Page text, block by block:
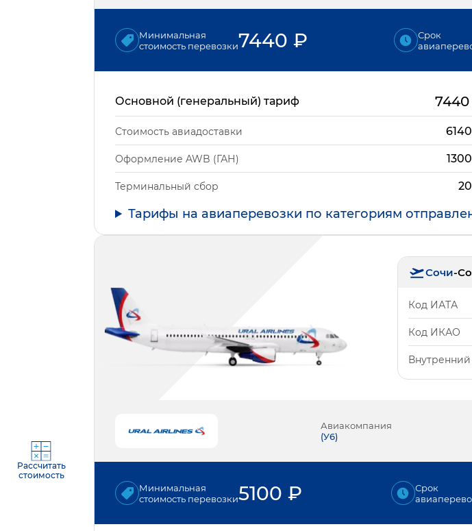
Рассчитать
стоимость
Минимальная
стоимость перевозки7440 ₽
Срок
Основной (генеральный) тариф 7440
Стоимость авиадоставки 6140
Оформление AWB (ГАН) 1300
Терминальный сбор 20
Тарифы на авиаперевозки по категориям
Сочи-
Код ИАТА
Код ИКАО
Внутренний
Авиакомпания
(У6)
Минимальная
стоимость перевозки5100 ₽
Срок